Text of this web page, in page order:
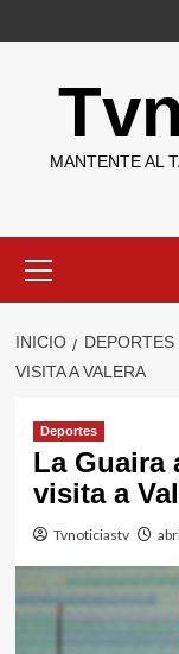
al
MANTENTE AL
primario
INICIO DEPORTES
VISITA A VALERA
Deportes
La Guaira
visita a
Tvnoticiastv